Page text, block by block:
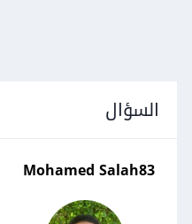
السؤال
Mohamed Salah83